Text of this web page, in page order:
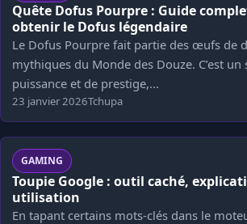
Quête Dofus Pourpre : Guide
obtenir le Dofus légendaire
Le Dofus Pourpre fait partie des œufs de
mythiques du Monde des Douze. C’est
puissance et de prestige,...
23 janvier 2026Tchupa
GAMING
Toupie Google : outil caché,
utilisation
En tapant certains mots-clés dans le